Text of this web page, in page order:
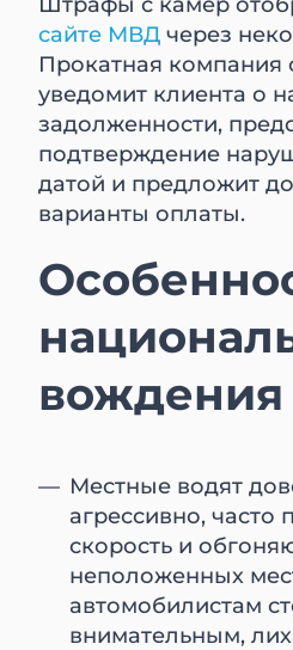
сайте МВДчерез
Прокатная компания
уведомит клиента о
задолженности,
подтверждение
датой и предложит
варианты оплаты.
вождения
Местные водят
агрессивно,
скорость и
неположенных
автомобилистам
внимательным,